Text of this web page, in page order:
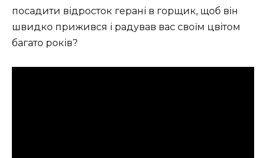
посадити відросток герані в горщик, щоб він
швидко прижився і радував вас своїм цвітом
багато років?